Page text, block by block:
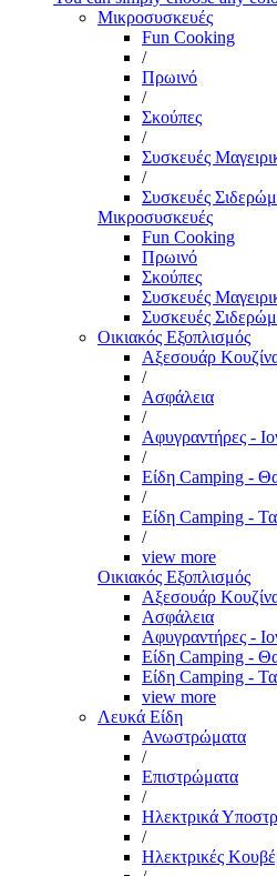
Μικροσυσκευές
Fun Cooking
/
Πρωινό
/
Σκούπες
/
Συσκευές
/
Συσκευές
Μικροσυσκευές
Fun Cooking
Πρωινό
Σκούπες
Συσκευές
Συσκευές
Οικιακός Εξοπλισμός
Αξεσουάρ
/
Ασφάλεια
/
Αφυγραντήρες -
/
Είδη Camping -
/
Είδη Camping -
/
view more
Οικιακός Εξοπλισμός
Αξεσουάρ
Ασφάλεια
Αφυγραντήρες -
Είδη Camping -
Είδη Camping -
view more
Λευκά Είδη
Ανωστρώματα
/
Επιστρώματα
/
Ηλεκτρικά
/
Ηλεκτρικές